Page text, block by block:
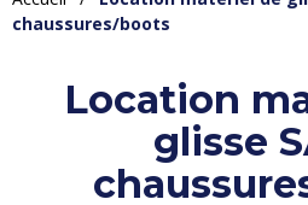
chaussures/boots
Location
glisse